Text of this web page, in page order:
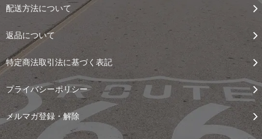
配送方法について
返品について
特定商法取引法に基づく表記
プライバシーポリシー
メルマガ登録・解除